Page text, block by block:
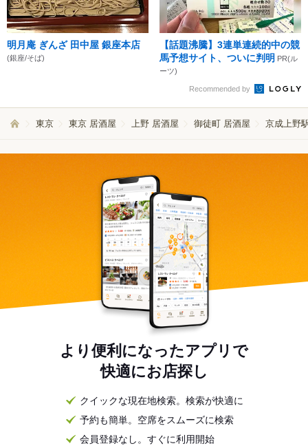
明月庵 ぎんざ 田中屋 銀座本店
(銀座/そば)
【話題沸騰】3連単連続的中の競
馬予想サイト、ついに判明 PR(ル
ーツ)
Recommended by
東京 東京 居酒屋 上野 居酒屋 御徒町 居酒屋 京成上野
より便利になったアプリで
快適にお店探し
クイックな現在地検索。検索が快適に
予約も簡単。空席をスムーズに検索
会員登録なし。すぐに利用開始